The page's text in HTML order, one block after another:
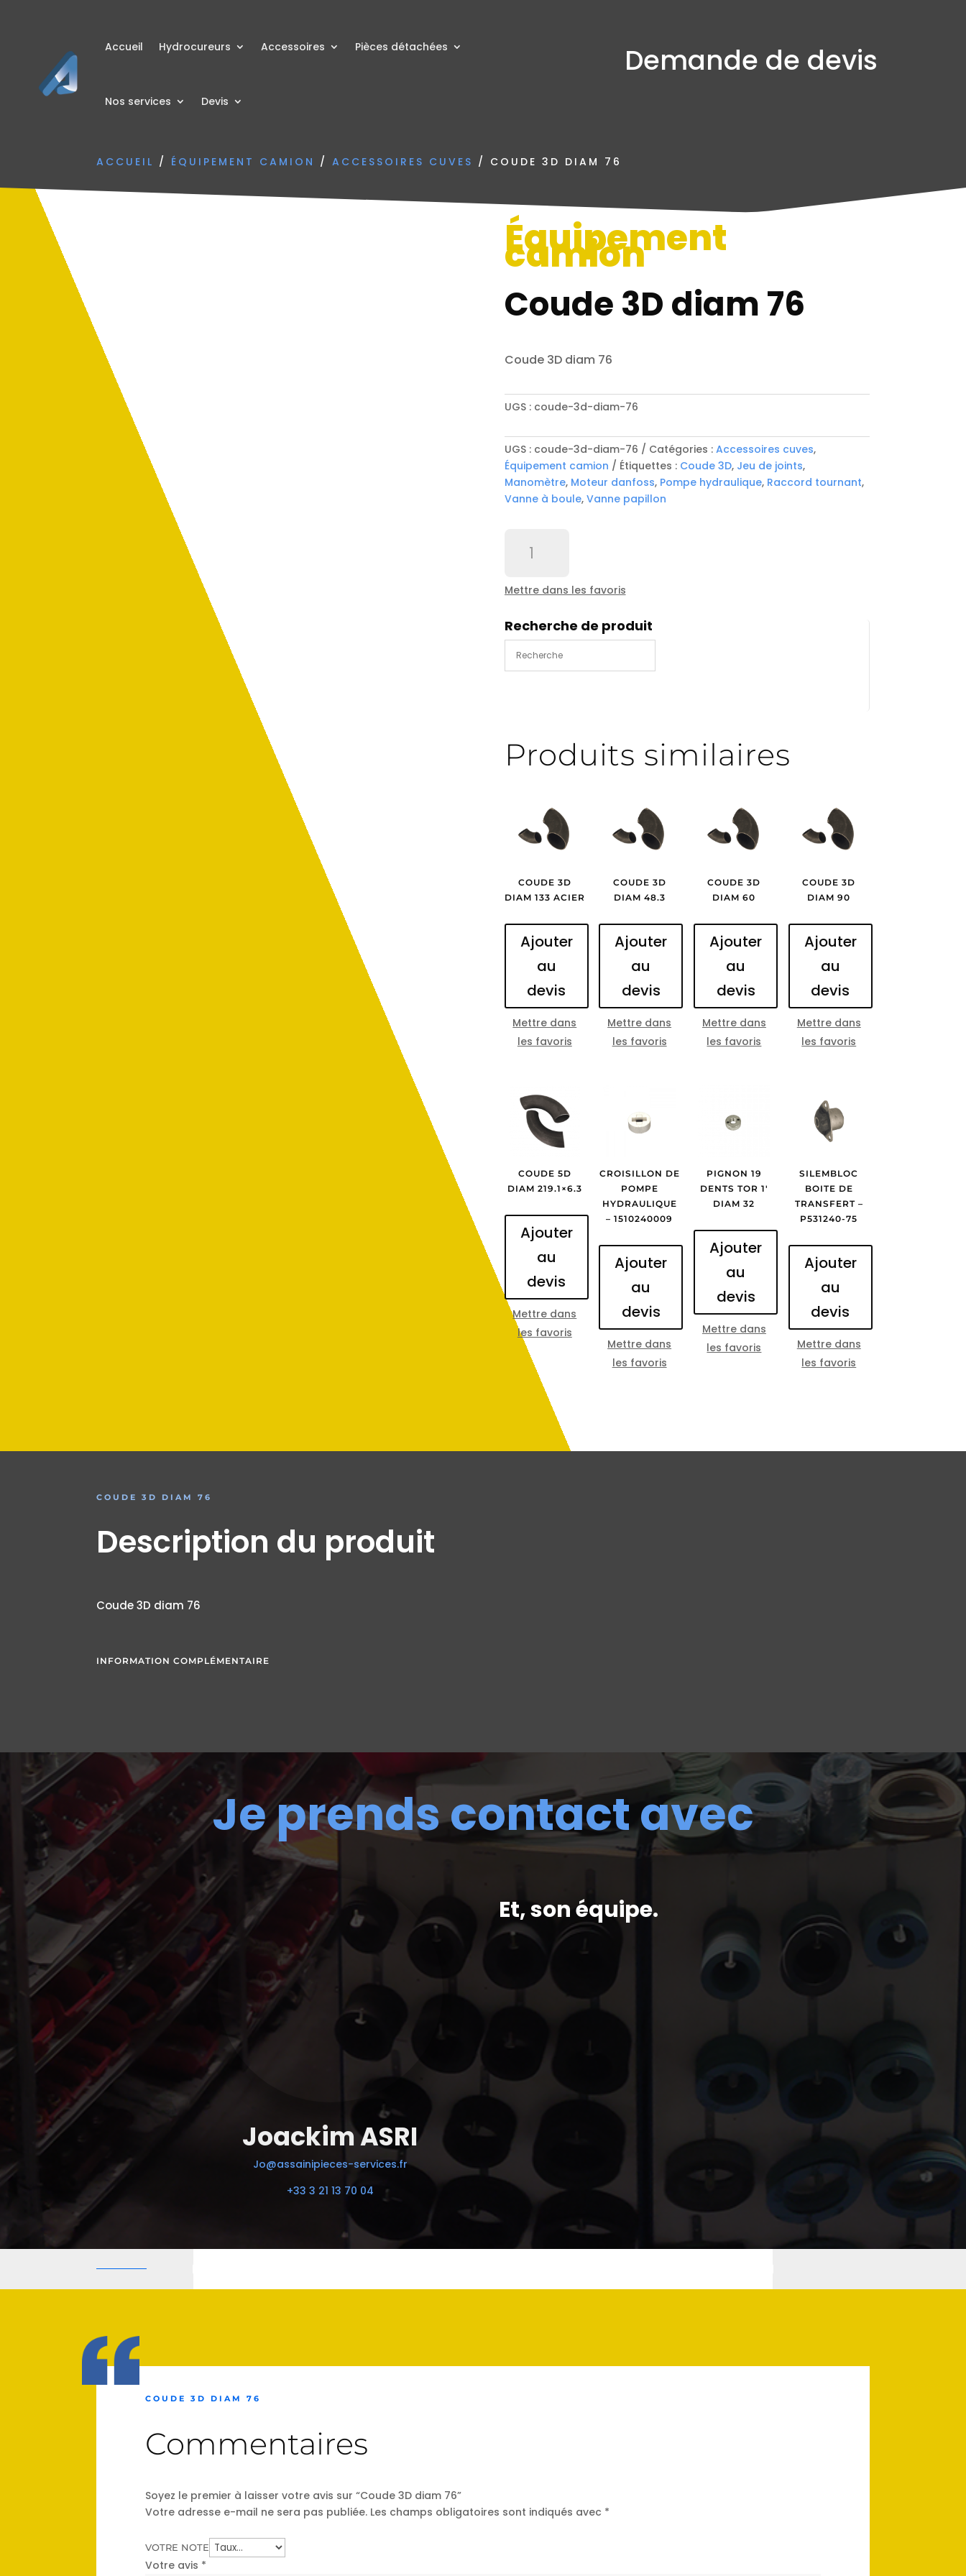
Accueil Hydrocureurs Accessoires Pièces détachées
Nos services Devis
Demande de devis
ACCUEIL / ÉQUIPEMENT CAMION /ACCESSOIRES CUVES / COUDE 3D DIAM 76
Équipement
camion
Coude 3D diam 76
Coude 3D diam 76
UGS : coude-3d-diam-76
UGS : coude-3d-diam-76 Catégories : Accessoires cuves,
Équipement camion
Étiquettes : Coude 3D, Jeu de joints,
Manomètre, Moteur danfoss, Pompe hydraulique, Raccord tournant,
Vanne à boule, Vanne papillon
3D
76
Mettre dans les favoris
Recherche de produit
Produits similaires
COUDE 3D
DIAM 133 ACIER
Ajouter
au
devis
Mettre dans
les favoris
COUDE 3D
DIAM 48.3
Ajouter
au
devis
Mettre dans
les favoris
COUDE 3D
DIAM 60
Ajouter
au
devis
Mettre dans
les favoris
COUDE 3D
DIAM 90
Ajouter
au
devis
Mettre dans
les favoris
COUDE 5D
DIAM 219.1×6.3
Ajouter
au
devis
Mettre dans
les favoris
CROISILLON DE
POMPE
HYDRAULIQUE
– 1510240009
Ajouter
au
devis
Mettre dans
les favoris
PIGNON 19
DENTS TOR 1′
DIAM 32
Ajouter
au
devis
Mettre dans
les favoris
SILEMBLOC
BOITE DE
TRANSFERT –
P531240-75
Ajouter
au
devis
Mettre dans
les favoris
COUDE 3D DIAM 76
Description du produit
Coude 3D diam 76
INFORMATION COMPLÉMENTAIRE
Je prends contact avec
Joackim ASRI
Jo@assainipieces-services.fr
+33 3 21 13 70 04
Et, son équipe.
COUDE 3D DIAM 76
Commentaires
Soyez le premier à laisser votre avis sur “Coude 3D diam 76”
Votre adresse e-mail ne sera pas publiée. Les champs obligatoires sont indiqués avec *
VOTRE NOTE
Votre avis *